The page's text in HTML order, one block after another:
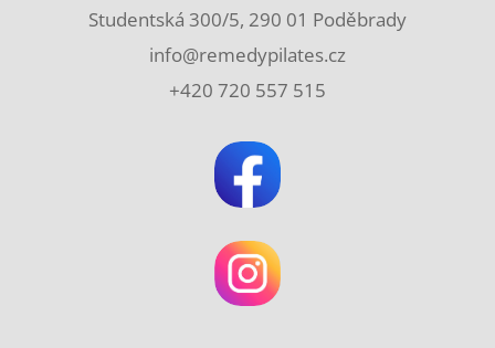
Studentská 300/5, 290 01 Poděbrady
info@remedypilates.cz
+420 720 557 515